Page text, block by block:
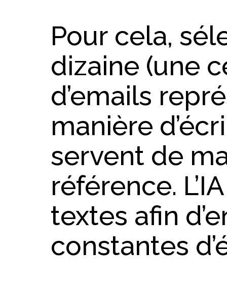
Pour cela,
dizaine (une
d’emails
manière
servent de
référence.
textes afin
constantes